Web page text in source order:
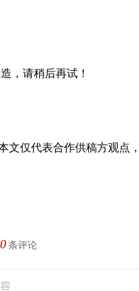
，请稍后再试！
文仅代表合作供稿方观点
0 条评论